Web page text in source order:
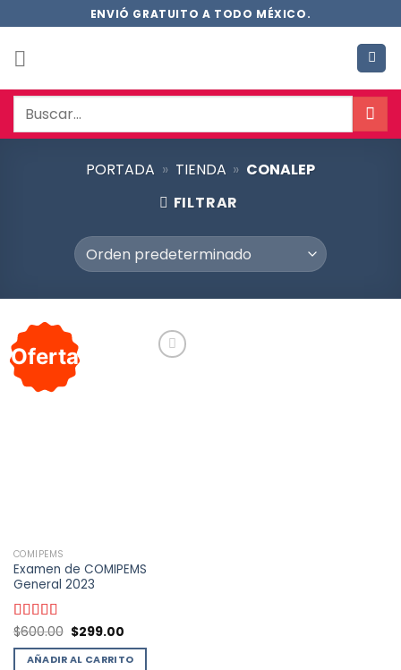
al
contenido
ENVIÓ GRATUITO A TODO MÉXICO.
Buscar
PORTADA » TIENDA » CONALEP
FILTRAR
Oferta
COMIPEMS
Examen de COMIPEMS
General 2023
Valorado
con4.77de
$600.00 El
precio
original
era:
$299.00El
actual
es:
AÑADIR AL CARRITO